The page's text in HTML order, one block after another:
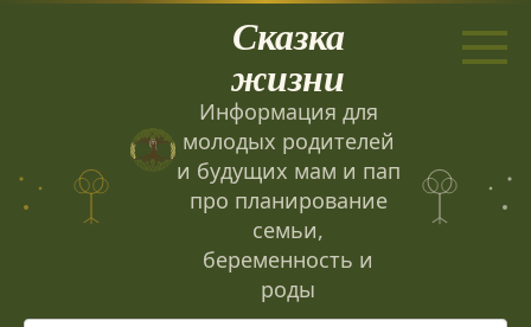
Сказка
жизни
Информация для
молодых родителей
и будущих мам и пап
про планирование
семьи,
беременность и
роды